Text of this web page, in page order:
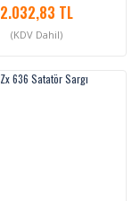
2.032,83 TL
(KDV Dahil)